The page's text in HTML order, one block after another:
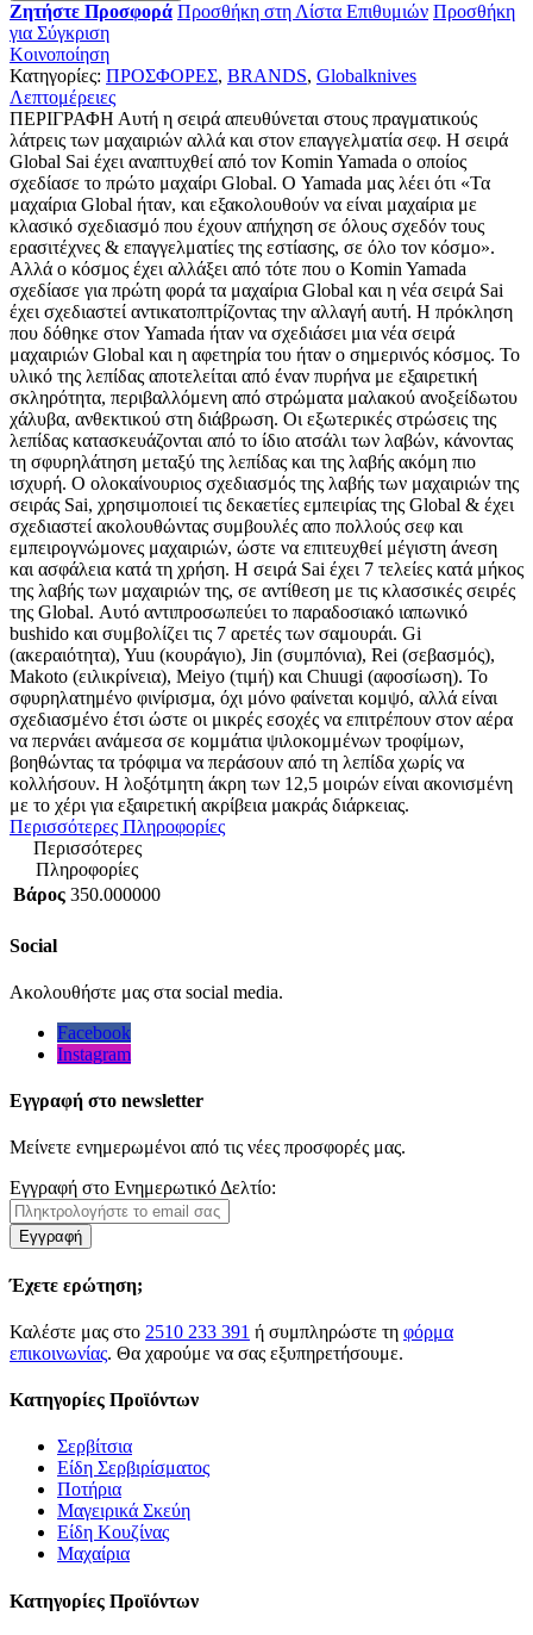
Ζητήστε Προσφορά Προσθήκη στη Λίστα Επιθυμιών Προσθήκη
για Σύγκριση
Κοινοποίηση
Κατηγορίες: ΠΡΟΣΦΟΡΕΣ, BRANDS, Globalknives
Λεπτομέρειες
ΠΕΡΙΓΡΑΦΗ Αυτή η σειρά απευθύνεται στους πραγματικούς
λάτρεις των μαχαιριών αλλά και στον επαγγελματία σεφ. Η σειρά
Global Sai έχει αναπτυχθεί από τον Komin Yamada ο οποίος
σχεδίασε το πρώτο μαχαίρι Global. Ο Yamada μας λέει ότι «Τα
μαχαίρια Global ήταν, και εξακολουθούν να είναι μαχαίρια με
κλασικό σχεδιασμό που έχουν απήχηση σε όλους σχεδόν τους
ερασιτέχνες & επαγγελματίες της εστίασης, σε όλο τον κόσμο».
Αλλά ο κόσμος έχει αλλάξει από τότε που ο Komin Yamada
σχεδίασε για πρώτη φορά τα μαχαίρια Global και η νέα σειρά Sai
έχει σχεδιαστεί αντικατοπτρίζοντας την αλλαγή αυτή. Η πρόκληση
που δόθηκε στον Yamada ήταν να σχεδιάσει μια νέα σειρά
μαχαιριών Global και η αφετηρία του ήταν ο σημερινός κόσμος. Το
υλικό της λεπίδας αποτελείται από έναν πυρήνα με εξαιρετική
σκληρότητα, περιβαλλόμενη από στρώματα μαλακού ανοξείδωτου
χάλυβα, ανθεκτικού στη διάβρωση. Οι εξωτερικές στρώσεις της
λεπίδας κατασκευάζονται από το ίδιο ατσάλι των λαβών, κάνοντας
τη σφυρηλάτηση μεταξύ της λεπίδας και της λαβής ακόμη πιο
ισχυρή. O ολοκαίνουριος σχεδιασμός της λαβής των μαχαιριών της
σειράς Sai, χρησιμοποιεί τις δεκαετίες εμπειρίας της Global & έχει
σχεδιαστεί ακολουθώντας συμβουλές απο πολλούς σεφ και
εμπειρογνώμονες μαχαιριών, ώστε να επιτευχθεί μέγιστη άνεση
και ασφάλεια κατά τη χρήση. Η σειρά Sai έχει 7 τελείες κατά μήκος
της λαβής των μαχαιριών της, σε αντίθεση με τις κλασσικές σειρές
της Global. Αυτό αντιπροσωπεύει το παραδοσιακό ιαπωνικό
bushidο και συμβολίζει τις 7 αρετές των σαμουράι. Gi
(ακεραιότητα), Yuu (κουράγιο), Jin (συμπόνια), Rei (σεβασμός),
Makoto (ειλικρίνεια), Meiyo (τιμή) και Chuugi (αφοσίωση). Το
σφυρηλατημένο φινίρισμα, όχι μόνο φαίνεται κομψό, αλλά είναι
σχεδιασμένο έτσι ώστε οι μικρές εσοχές να επιτρέπουν στον αέρα
να περνάει ανάμεσα σε κομμάτια ψιλοκομμένων τροφίμων,
βοηθώντας τα τρόφιμα να περάσουν από τη λεπίδα χωρίς να
κολλήσουν. Η λοξότμητη άκρη των 12,5 μοιρών είναι ακονισμένη
με το χέρι για εξαιρετική ακρίβεια μακράς διάρκειας.
Περισσότερες Πληροφορίες
Περισσότερες
Πληροφορίες
Βάρος 350.000000
Social
Ακολουθήστε μας στα social media.
Facebook
Instagram
Εγγραφή στο newsletter
Μείνετε ενημερωμένοι από τις νέες προσφορές μας.
Εγγραφή στο Ενημερωτικό Δελτίο:
Εγγραφή
Έχετε ερώτηση;
Καλέστε μας στο 2510 233 391 ή συμπληρώστε τη φόρμα
επικοινωνίας. Θα χαρούμε να σας εξυπηρετήσουμε.
Κατηγορίες Προϊόντων
Σερβίτσια
Είδη Σερβιρίσματος
Ποτήρια
Μαγειρικά Σκεύη
Είδη Κουζίνας
Μαχαίρια
Κατηγορίες Προϊόντων